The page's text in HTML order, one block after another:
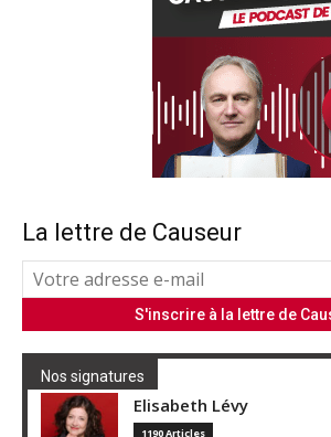
La lettre de Causeur
Nos signatures
Elisabeth Lévy
1190 Articles